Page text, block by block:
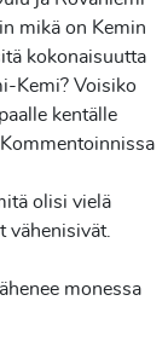
mikä on Kemin
kokonaisuutta
Kemi? Voisiko
kentälle
olisi vielä
vähenisivät.
monessa